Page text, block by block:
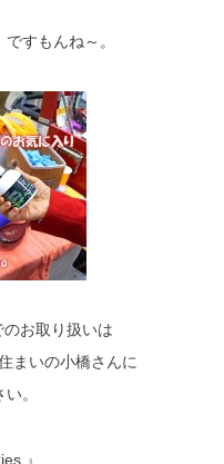
すもんね～。
のお取り扱いは
まいの小橋さんに
。
』